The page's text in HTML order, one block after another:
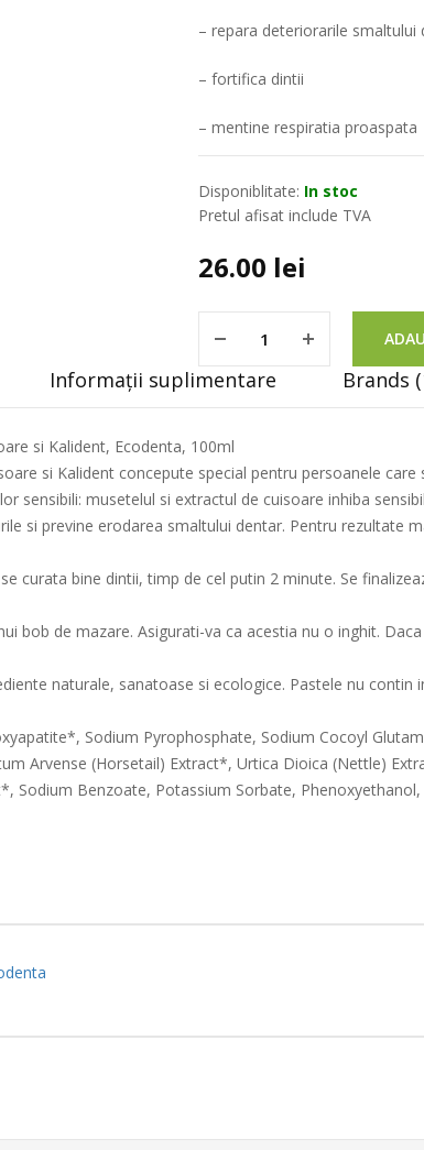
– repara deteriorarile smaltului
– fortifica dintii
– mentine respiratia proaspata
Disponiblitate: In stoc
Pretul afisat include TVA
26.00 lei
Informații suplimentare Brands
si Kalident, Ecodenta, 100ml
si Kalident concepute special pentru persoanele
sensibili: musetelul si extractul de cuisoare inhiba
si previne erodarea smaltului dentar. Pentru rezultate
curata bine dintii, timp de cel putin 2 minute. Se
bob de mazare. Asigurati-va ca acestia nu o inghit.
naturale, sanatoase si ecologice. Pastele nu contin
Sodium Pyrophosphate, Sodium Cocoyl
Arvense (Horsetail) Extract*, Urtica Dioica (Nettle)
Sodium Benzoate, Potassium Sorbate,